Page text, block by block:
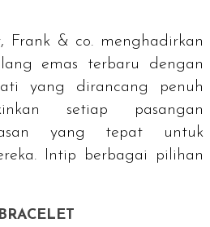
Frank & co. menghadirkan
emas terbaru dengan
yang dirancang penuh
setiap pasangan
yang tepat untuk
Intip berbagai pilihan